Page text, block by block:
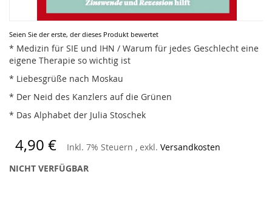
Seien Sie der erste, der dieses Produkt bewertet
* Medizin für SIE und IHN / Warum für jedes Geschlecht eine
eigene Therapie so wichtig ist
* Liebesgrüße nach Moskau
* Der Neid des Kanzlers auf die Grünen
* Das Alphabet der Julia Stoschek
4,90 € Inkl. 7% Steuern , exkl. Versandkosten
NICHT VERFÜGBAR
Zum
Anfang
der
Bildergalerie
springen